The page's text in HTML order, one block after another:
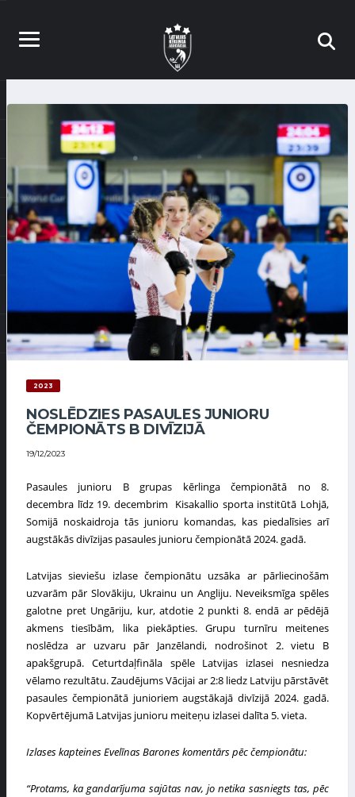
2023
NOSLĒDZIES PASAULES JUNIORU
ČEMPIONĀTS B DIVĪZIJĀ
19/12/2023
Pasaules junioru Bgrupas kērlinga čempionātā no8.
decembra līdz 19. decembrim Kisakallio sporta institūtā Lohjā,
Somijā noskaidroja tās junioru komandas, kas piedalīsies arī
augstākās divīzijas pasaules junioru čempionātā 2024. gadā.
Latvijas sieviešu izlasečempionātu uzsāka ar pārliecinošām
uzvarām pār Slovākiju, Ukrainu un Angliju. Neveiksmīga spēles
galotne pret Ungāriju, kur, atdotie 2 punkti 8. endā ar pēdējā
akmens tiesībām, lika piekāpties. Grupu turnīru meitenes
noslēdza ar uzvaru pār Janzēlandi, nodrošinot 2. vietu B
apakšgrupā. Ceturtdaļfināla spēle Latvijas izlasei nesniedza
vēlamo rezultātu. Zaudējums Vācijai ar 2:8 liedz Latviju pārstāvēt
pasaules čempionātā junioriem augstākajā divīzijā 2024. gadā.
Kopvērtējumā Latvijas junioru meiteņu izlasei dalīta 5. vieta.
IzlaseskapteinesEvelīnas Baroneskomentārs pēc čempionātu:
“Protams, ka gandarījuma sajūtas nav, jo netika sasniegts tas, pēc